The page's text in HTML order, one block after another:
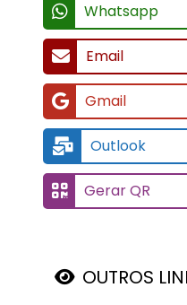
Whatsapp
Email
Gmail
Outlook
Gerar QR
OUTROS